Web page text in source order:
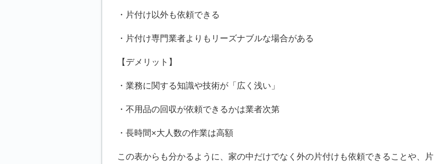
・片付け以外も依頼できる
・片付け専門業者よりもリーズナブルな場合がある
【デメリット】
・業務に関する知識や技術が「広く浅い」
・不用品の回収が依頼できるかは業者次第
・長時間×大人数の作業は高額
この表からも分かるように、家の中だけでなく外の片付けも依頼できることや、片